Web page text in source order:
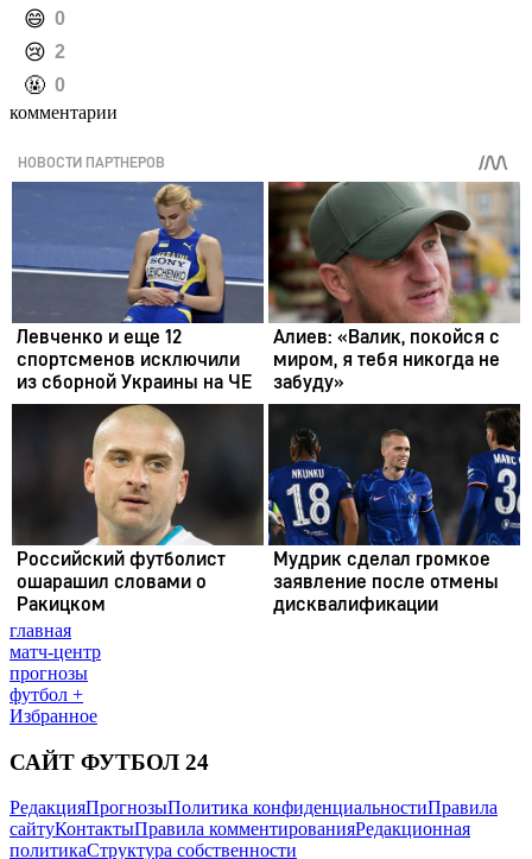
️😄 0
️😢 2
️🤬 0
комментарии
главная
матч-центр
прогнозы
футбол +
Избранное
САЙТ ФУТБОЛ 24
РедакцияПрогнозыПолитика конфиденциальностиПравила
сайтуКонтактыПравила комментированияРедакционная
политикаСтруктура собственности